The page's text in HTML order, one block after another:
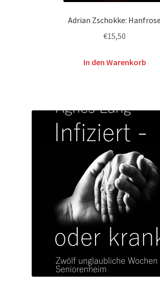
Adrian Zschokke: Hanfrose
€15,50
In den Warenkorb